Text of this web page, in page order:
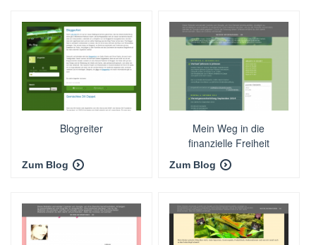
Blogreiter
Zum Blog
Mein Weg in die
finanzielle Freiheit
Zum Blog